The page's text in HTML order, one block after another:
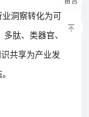
洞察转化为可
肽、类器官、
共享为产业发